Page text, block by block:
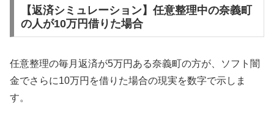
【返済シミュレーション】任意整理中の奈義町
の人が10万円借りた場合
任意整理の毎月返済が5万円ある奈義町の方が、ソフト闇
金でさらに10万円を借りた場合の現実を数字で示しま
す。